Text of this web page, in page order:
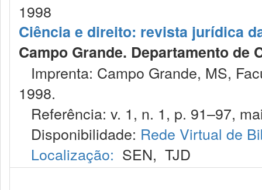
1998
Ciência e direito: revista jurídica
Campo Grande. Departamento de
Imprenta: Campo Grande, MS,
1998.
Referência: v. 1, n. 1, p. 91–97,
Disponibilidade: Rede Virtual de
Localização: SEN, TJD